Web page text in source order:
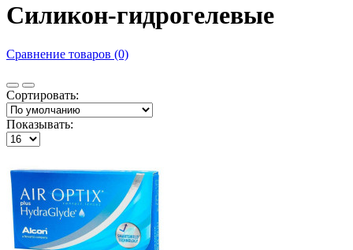
Силикон-гидрогелевые
Сравнение товаров (0)
Сортировать:
Показывать: